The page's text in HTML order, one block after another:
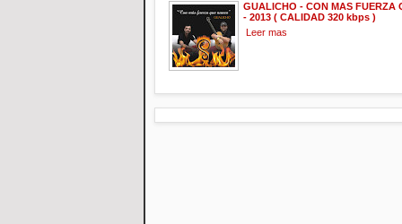
GUALICHO - CON MAS FUERZA
- 2013 ( CALIDAD 320 kbps )
Leer mas